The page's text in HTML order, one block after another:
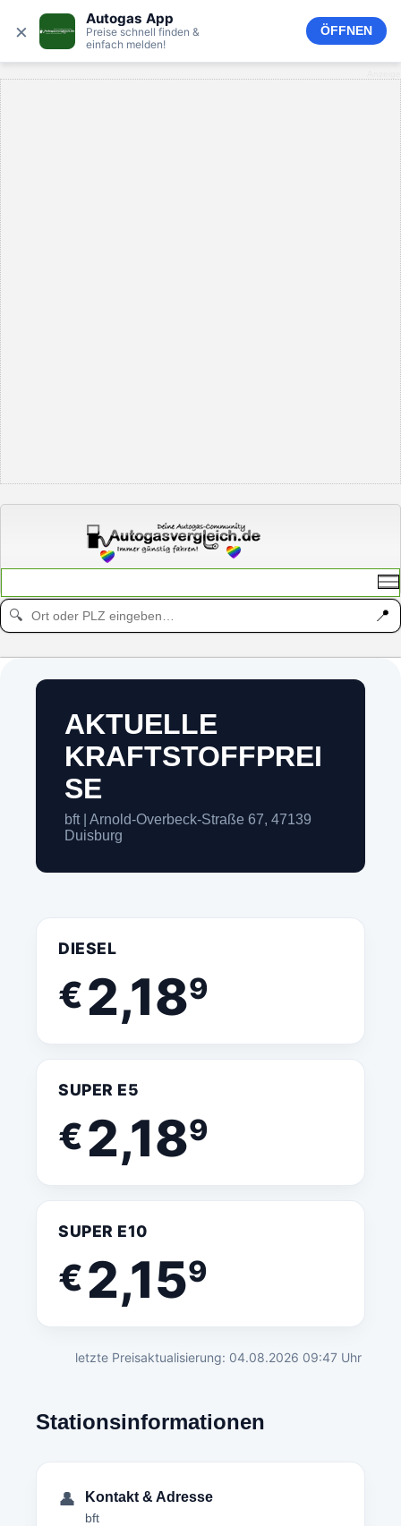
× Autogas App
Preise schnell finden &
einfach melden!
ÖFFNEN
🔍 📍
AKTUELLE
KRAFTSTOFFPREI
SE
bft | Arnold-Overbeck-Straße 67, 47139
Duisburg
DIESEL
€2,189
SUPER E5
€2,189
SUPER E10
€2,159
letzte Preisaktualisierung: 04.08.2026 09:47 Uhr
Stationsinformationen
👤 Kontakt & Adresse
bft